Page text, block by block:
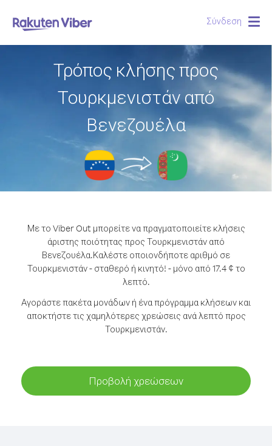
Σύνδεση
Τρόπος κλήσης προς
Τουρκμενιστάν από
Βενεζουέλα
Με το Viber Out μπορείτε να πραγματοποιείτε κλήσεις
άριστης ποιότητας προς Τουρκμενιστάν από
Βενεζουέλα.Καλέστε οποιονδήποτε αριθμό σε
Τουρκμενιστάν - σταθερό ή κινητό! - μόνο από 17.4 ¢ το
λεπτό.
Αγοράστε πακέτα μονάδων ή ένα πρόγραμμα κλήσεων και
αποκτήστε τις χαμηλότερες χρεώσεις ανά λεπτό προς
Τουρκμενιστάν.
Προβολή χρεώσεων